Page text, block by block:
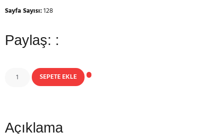
Sayfa Sayısı:128
Paylaş: :
SEPETE EKLE
Açıklama